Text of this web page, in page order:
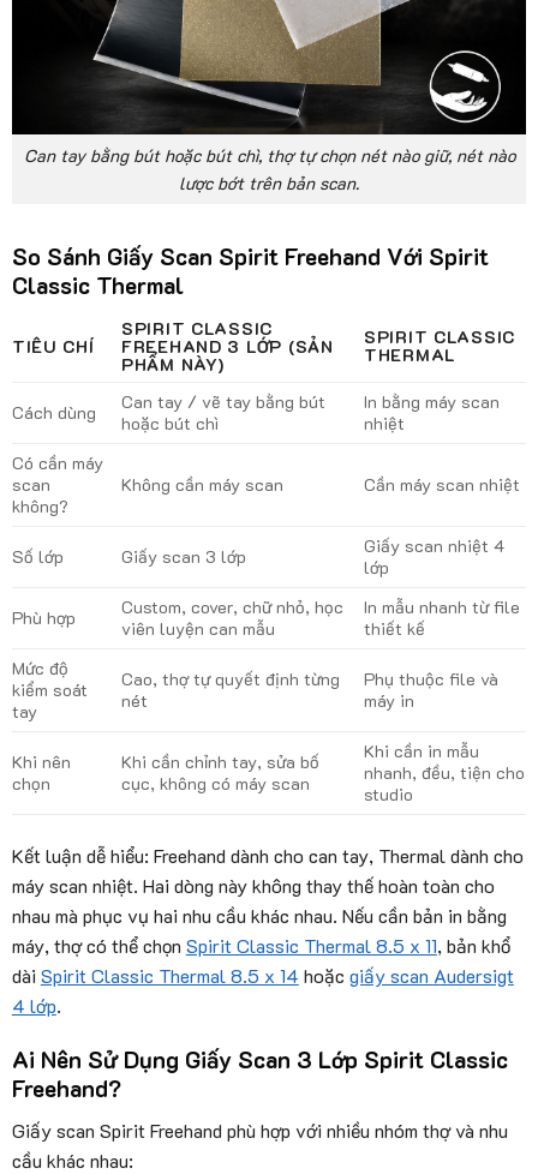
Can tay bằng bút hoặc bút chì, thợ tự chọn nét nào giữ, nét nào
lược bớt trên bản scan.
So Sánh Giấy Scan Spirit Freehand Với Spirit
Classic Thermal
TIÊU CHÍ
SPIRIT CLASSIC
FREEHAND 3 LỚP (SẢN
PHẨM NÀY)
SPIRIT CLASSIC
THERMAL
Cách dùng
Can tay / vẽ tay bằng bút
hoặc bút chì
In bằng máy scan
nhiệt
Có cần máy
scan
không?
Không cần máy scan Cần máy scan nhiệt
Số lớp Giấy scan 3 lớp
Giấy scan nhiệt 4
lớp
Phù hợp
Custom, cover, chữ nhỏ, học
viên luyện can mẫu
In mẫu nhanh từ file
thiết kế
Mức độ
kiểm soát
tay
Cao, thợ tự quyết định từng
nét
Phụ thuộc file và
máy in
Khi nên
chọn
Khi cần chỉnh tay, sửa bố
cục, không có máy scan
Khi cần in mẫu
nhanh, đều, tiện cho
studio
Kết luận dễ hiểu: Freehand dành cho can tay, Thermal dành cho
máy scan nhiệt. Hai dòng này không thay thế hoàn toàn cho
nhau mà phục vụ hai nhu cầu khác nhau. Nếu cần bản in bằng
máy, thợ có thể chọn Spirit Classic Thermal 8.5 x 11, bản khổ
dài Spirit Classic Thermal 8.5 x 14 hoặc giấy scan Audersigt
4 lớp.
Ai Nên Sử Dụng Giấy Scan 3 Lớp Spirit Classic
Freehand?
Giấy scan Spirit Freehand phù hợp với nhiều nhóm thợ và nhu
cầu khác nhau: